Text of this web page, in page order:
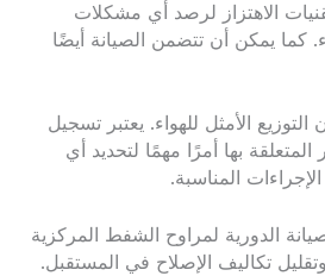
الاهتزاز لرصد أي مشكلات
كما يمكن أن تتضمن الصيانة أيضًا
الأمثل للهواء. يعتبر تسجيل
المتعلقة بها أمرًا مهمًا لتحديد أي
المناسبة.
الدورية لمراوح الشفط المركزية
تكاليف الإصلاح في المستقبل.